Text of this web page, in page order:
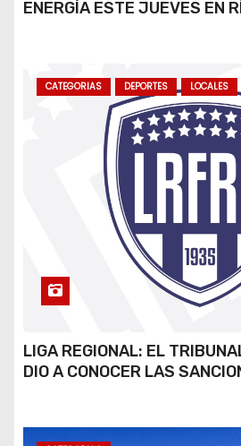
ENERGÍA ESTE JUEVES EN
CATEGORIAS DEPORTES LOCALES
LIGA REGIONAL: EL
DIO A CONOCER LAS